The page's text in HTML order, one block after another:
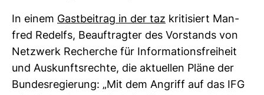
In einem Gast­bei­trag in der taz kri­ti­siert Man­
fred Redelfs, Beauf­tragter des Vor­stands von
Netz­werk Recherche für Infor­ma­ti­ons­frei­heit
und Aus­kunfts­rechte, die aktu­ellen Pläne der
Bun­des­re­gie­rung: „Mit dem Angriff auf das IFG